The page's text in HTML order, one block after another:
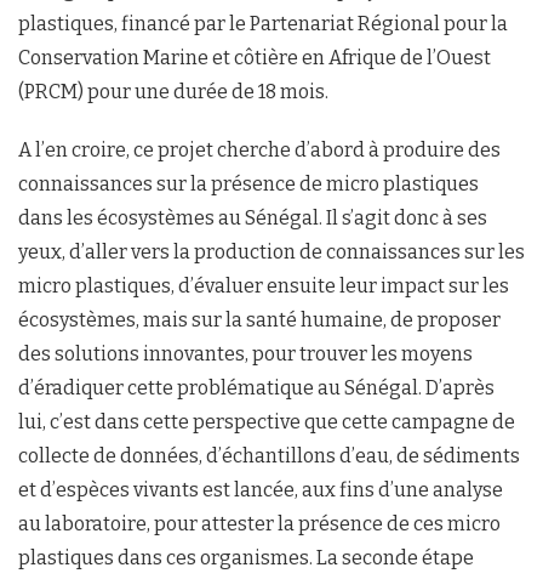
plastiques, financé par le Partenariat Régional pour la
Conservation Marine et côtière en Afrique de l’Ouest
(PRCM) pour une durée de 18 mois.
A l’en croire, ce projet cherche d’abord à produire des
connaissances sur la présence de micro plastiques
dans les écosystèmes au Sénégal. Il s’agit donc à ses
yeux, d’aller vers la production de connaissances sur les
micro plastiques, d’évaluer ensuite leur impact sur les
écosystèmes, mais sur la santé humaine, de proposer
des solutions innovantes, pour trouver les moyens
d’éradiquer cette problématique au Sénégal. D’après
lui, c’est dans cette perspective que cette campagne de
collecte de données, d’échantillons d’eau, de sédiments
et d’espèces vivants est lancée, aux fins d’une analyse
au laboratoire, pour attester la présence de ces micro
plastiques dans ces organismes. La seconde étape